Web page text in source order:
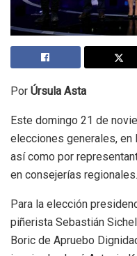
Por Úrsula Asta
Este domingo 21 de
elecciones generales, en
así como por
en consejerías regionales.
Para la elección
piñerista Sebastián
Boric de Apruebo